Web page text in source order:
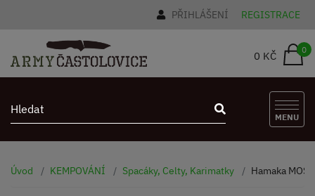
PŘIHLÁŠENÍ REGISTRACE
0 KČ 0
MENU
Úvod KEMPOVÁNÍ Spacáky, Celty, Karimatky Hamaka